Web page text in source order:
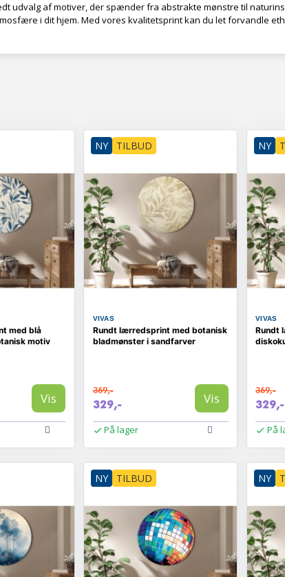
udvalg af motiver, der spænder fra abstrakte mønstre til
i dit hjem. Med vores kvalitetsprint kan du let forvandle
med blå
motiv
Vis
NY TILBUD
VIVAS
Rundt lærredsprint med botanisk
bladmønster i sandfarver
369,-
329,- Vis
På lager
NY
VIVAS
Rundt
369,-
329,-
På
NY TILBUD NY